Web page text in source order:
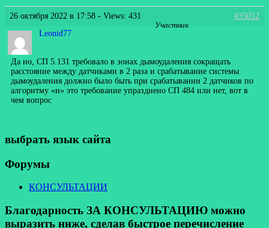
26 октября 2022 в 17:58 - Views: 431
#35012
Leonid77
Участник
Да но, СП 5.131 требовало в зонах дымоудаления сокращать
расстояние между датчиками в 2 раза и срабатывание системы
дымоудаления должно было быть при срабатывании 2 датчиков по
алгоритму «и» это требование упразднено СП 484 или нет, вот в
чем вопрос
выбрать язык сайта
Форумы
КОНСУЛЬТАЦИИ
Благодарность ЗА КОНСУЛЬТАЦИЮ можно
выразить ниже, сделав быстрое перечисление